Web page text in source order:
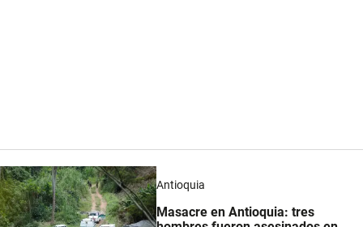
Antioquia
Masacre en Antioquia: tres